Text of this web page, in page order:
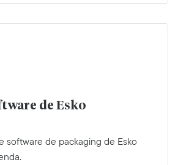
de Esko
software de packaging de Esko